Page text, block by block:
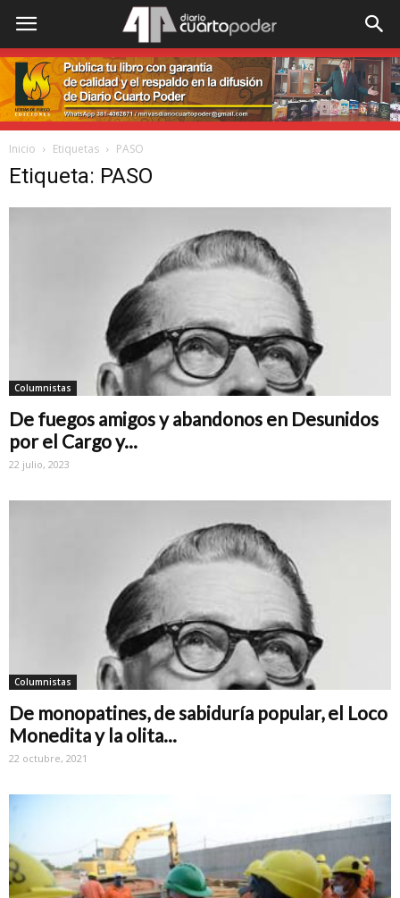
Inicio Etiquetas PASO
Etiqueta: PASO
Columnistas
De fuegos amigos y abandonos en Desunidos
por el Cargo y...
22 julio, 2023
Columnistas
De monopatines, de sabiduría popular, el Loco
Monedita y la olita...
22 octubre, 2021